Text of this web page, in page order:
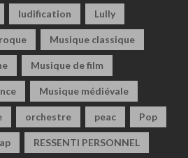
ludification Lully
Musique classique
Musique de film
Musique médiévale
orchestre peac Pop
RESSENTI PERSONNEL